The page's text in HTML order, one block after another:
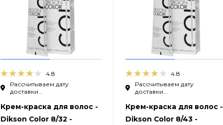
4.8
Рассчитываем дату
доставки...
Крем-краска для волос -
Dikson Color 8/32 -
4.8
Рассчитываем дату
доставки...
Крем-краска для волос -
Dikson Color 8/43 -